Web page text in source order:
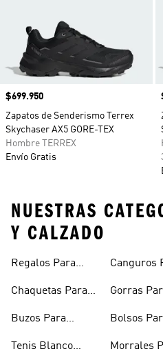
Precio
$699.950
Zapatos de Senderismo Terrex
Skychaser AX5 GORE-TEX
Hombre TERREX
Envío Gratis
NUESTRAS
Y CALZADO
Regalos Para
Chaquetas Para
Buzos Para
Tenis Blanco
Canguros
Gorras
Bolsos
Morrales